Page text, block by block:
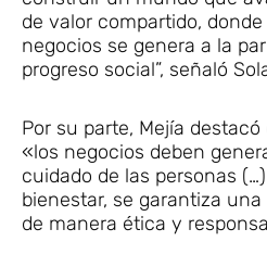
de valor compartido,
negocios se genera a la
progreso social”, señaló
Por su parte, Mejía
«los negocios deben
cuidado de las personas
bienestar, se garantiza
de manera ética y